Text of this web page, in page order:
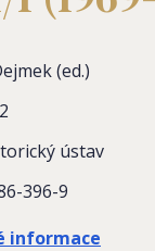
(ed.)
ústav
396-9
informace